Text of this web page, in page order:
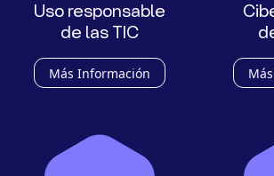
Uso responsable
de las TIC
Más Información